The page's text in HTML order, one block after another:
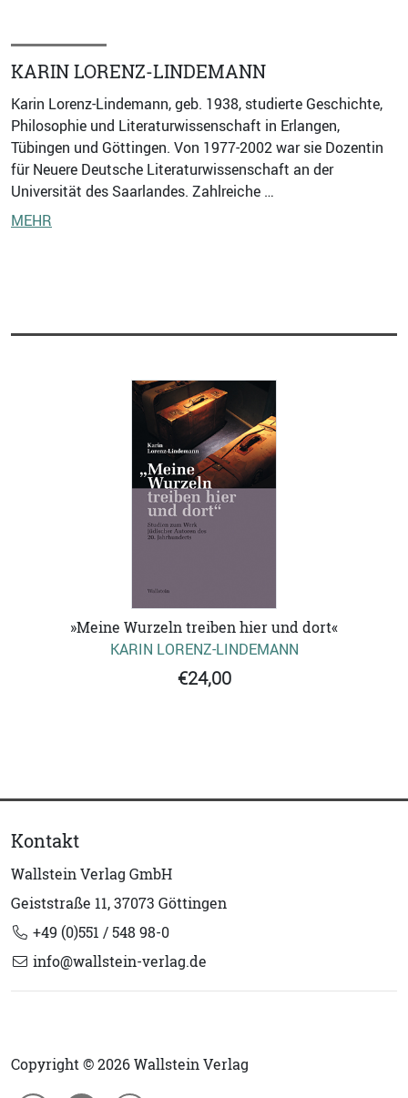
KARIN LORENZ-LINDEMANN
Karin Lorenz-Lindemann, geb. 1938, studierte Geschichte,
Philosophie und Literaturwissenschaft in Erlangen,
Tübingen und Göttingen. Von 1977-2002 war sie Dozentin
für Neuere Deutsche Literaturwissenschaft an der
Universität des Saarlandes. Zahlreiche …
MEHR
»Meine Wurzeln treiben hier und dort«
KARIN LORENZ-LINDEMANN
€24,00
Kontakt
Wallstein Verlag GmbH
Geiststraße 11, 37073 Göttingen
+49 (0)551 / 548 98-0
info@wallstein-verlag.de
Copyright © 2026 Wallstein Verlag